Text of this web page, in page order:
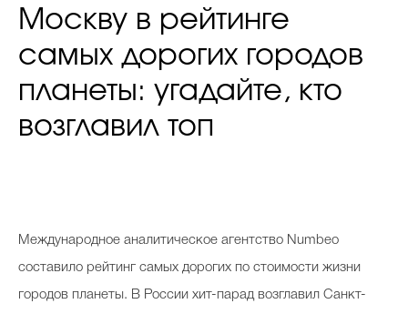
Москву в рейтинге
самых дорогих городов
планеты: угадайте, кто
возглавил топ
Международное аналитическое агентство Numbeo
составило рейтинг самых дорогих по стоимости жизни
городов планеты. В России хит-парад возглавил Санкт-